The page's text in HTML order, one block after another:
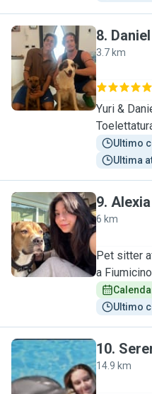
D
8. Daniel
3.7 km
Yuri &
Ultimo
Ultima
A
9. Alexia
6 km
Pet sitter
a Fiumicino
Ultimo
S
10.
14.9 km